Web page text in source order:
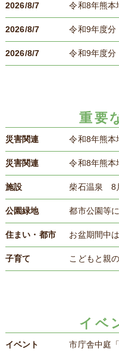
2026/8/7
2026/8/7
2026/8/7
重要
災害関連 令和8年熊本
災害関連
施設
公園緑地
住まい・都市
子育て
イベ
イベント